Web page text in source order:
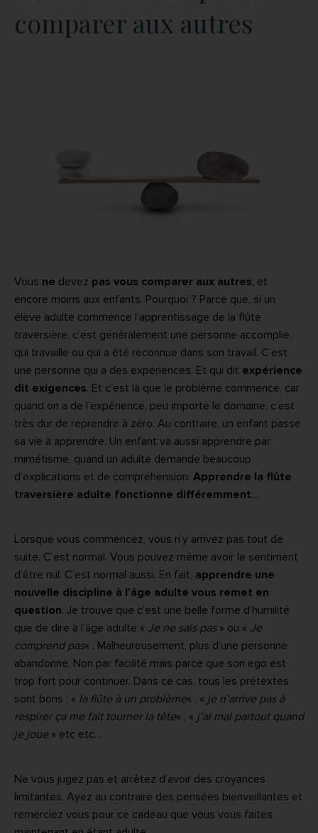
comparer aux autres
Vous ne devez pas vous comparer aux autres, et
encore moins aux enfants. Pourquoi ? Parce que, si un
élève adulte commence l’apprentissage de la flûte
traversière, c’est généralement une personne accomplie,
qui travaille ou qui a été reconnue dans son travail. C’est
une personne qui a des expériences. Et qui dit expérience
dit exigences. Et c’est là que le problème commence, car
quand on a de l’expérience, peu importe le domaine, c’est
très dur de reprendre à zéro. Au contraire, un enfant passe
sa vie à apprendre. Un enfant va aussi apprendre par
mimétisme, quand un adulte demande beaucoup
d’explications et de compréhension. Apprendre la flûte
traversière adulte fonctionne différemment…
Lorsque vous commencez, vous n’y arrivez pas tout de
suite. C’est normal. Vous pouvez même avoir le sentiment
d’être nul. C’est normal aussi. En fait, apprendre une
nouvelle discipline à l’âge adulte vous remet en
question. Je trouve que c’est une belle forme d’humilité
que de dire à l’âge adulte « Je ne sais pas» ou « Je
comprend pas« . Malheureusement, plus d’une personne
abandonne. Non par facilité mais parce que son ego est
trop fort pour continuer. Dans ce cas, tous les prétextes
sont bons : « la flûte à un problème« , « je n’arrive pas à
respirer ça me fait tourner la tête« , « j’ai mal partout quand
je joue » etc etc…
Ne vous jugez pas et arrêtez d’avoir des croyances
limitantes. Ayez au contraire des pensées bienveillantes et
remerciez vous pour ce cadeau que vous vous faites